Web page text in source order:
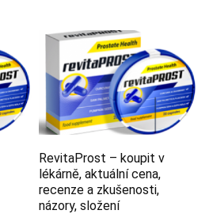
RevitaProst – koupit v
lékárně, aktuální cena,
recenze a zkušenosti,
názory, složení